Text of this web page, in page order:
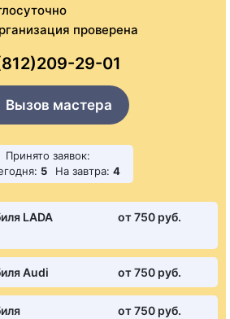
проверена
29-01
Вызов мастера
Принято заявок:
5 На завтра: 4
LADA
от 750 pуб.
Audi от 750 pуб.
от 750 pуб.